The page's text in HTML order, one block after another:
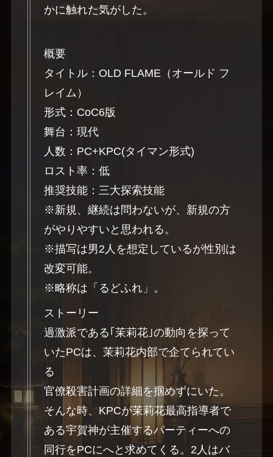
かに触れた気がした。
概要
タイトル：OLD FLAME（オールド フ
レイム）
形式：CoC6版
舞台：現代
人数：PC+KPC(タイマン形式)
ロスト率：低
推奨技能：三大探索技能
※新規、継続は問わないが、新規の方
がやりやすいと思われる。
※描写は男2人を想定しているが性別は
改変可能。
※略称は「るどふれ」。
ストーリー
過激派である｢茉莉花｣の動向を探って
いたPCは、茉莉花内部で企てられてい
る
官僚殺害計画の詳細を掴めずにいた。
そんな時、KPCが茉莉花最高指導者で
ある宇賀神が主催するパーティーへの
同行をPCにへと求めてくる。2人はバ